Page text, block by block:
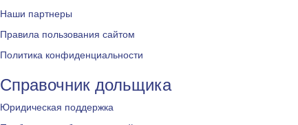
Наши партнеры
Правила пользования сайтом
Политика конфиденциальности
Справочник дольщика
Юридическая поддержка